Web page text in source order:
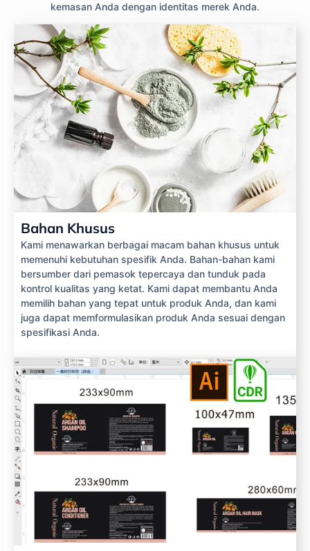
kemasan Anda dengan identitas merek Anda.
Bahan Khusus
Kami menawarkan berbagai macam bahan khusus untuk
memenuhi kebutuhan spesifik Anda. Bahan-bahan kami
bersumber dari pemasok tepercaya dan tunduk pada
kontrol kualitas yang ketat. Kami dapat membantu Anda
memilih bahan yang tepat untuk produk Anda, dan kami
juga dapat memformulasikan produk Anda sesuai dengan
spesifikasi Anda.